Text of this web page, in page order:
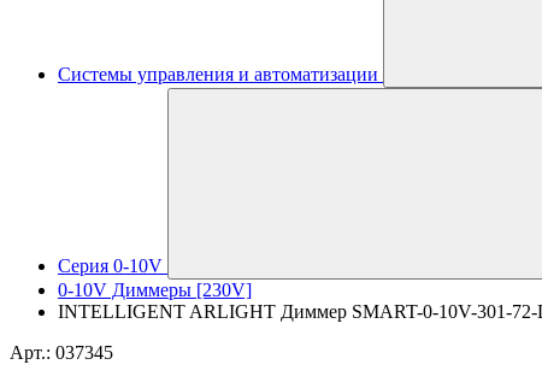
Системы управления и автоматизации
Серия 0-10V
0-10V Диммеры [230V]
INTELLIGENT ARLIGHT Диммер SMART-0-10V-301-
Арт.: 037345